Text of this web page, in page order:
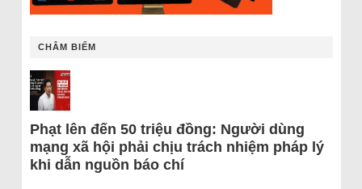
CHÂM BIẾM
Phạt lên đến 50 triệu đồng: Người dùng
mạng xã hội phải chịu trách nhiệm pháp lý
khi dẫn nguồn báo chí